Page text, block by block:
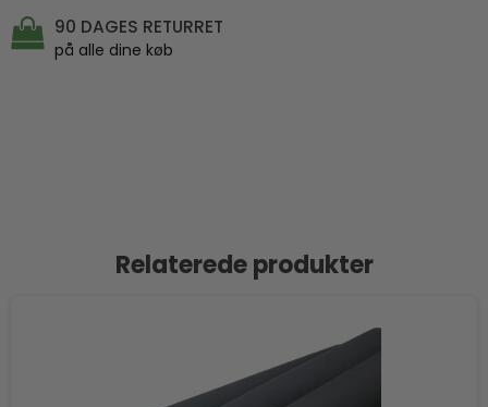
90 DAGES RETURRET
på alle dine køb
Relaterede produkter